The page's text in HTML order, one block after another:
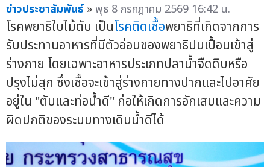
ข่าวประชาสัมพันธ์ »พุธ 8 กรกฎาคม 2569 16:42 น.
โรคพยาธิใบไม้ตับ เป็นโรคติดเชื้อพยาธิที่เกิดจากการ
รับประทานอาหารที่มีตัวอ่อนของพยาธิปนเปื้อนเข้าสู่
ร่างกาย โดยเฉพาะอาหารประเภทปลาน้ำจืดดิบหรือ
ปรุงไม่สุก ซึ่งเชื้อจะเข้าสู่ร่างกายทางปากและไปอาศัย
อยู่ใน "ตับและท่อน้ำดี" ก่อให้เกิดการอักเสบและความ
ผิดปกติของระบบทางเดินน้ำดีได้